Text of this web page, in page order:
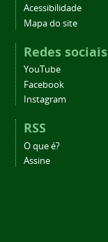
Acessibilidade
Mapa do site
Redes sociais
YouTube
Facebook
Instagram
RSS
O que é?
Assine